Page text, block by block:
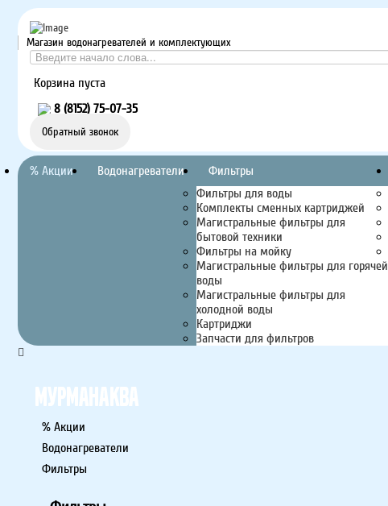
Магазин водонагревателей и комплектующих
Корзина пуста
8 (8152) 75-07-35
Обратный звонок
% Акции Водонагреватели
Фильтры
Фильтры для воды
Комплекты сменных картриджей
Магистральные фильтры для
бытовой техники
Фильтры на мойку
Магистральные фильтры для горячей
воды
Магистральные фильтры для
холодной воды
Картриджи
Запчасти для фильтров
% Акции
Водонагреватели
Фильтры